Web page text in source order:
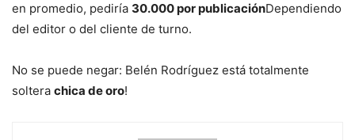
en promedio, pediría 30.000 por publicaciónDependiendo
del editor o del cliente de turno.
No se puede negar: Belén Rodríguez está totalmente
soltera chica de oro!